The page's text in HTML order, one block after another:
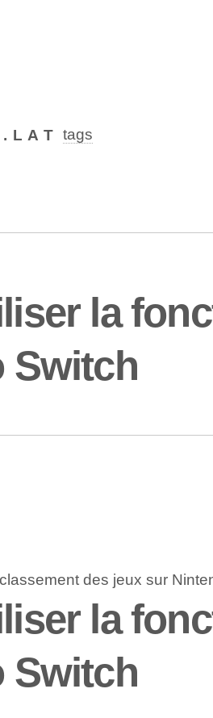
tags
la
Switch
la
Switch